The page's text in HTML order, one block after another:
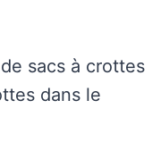
sacs à crottes
dans le